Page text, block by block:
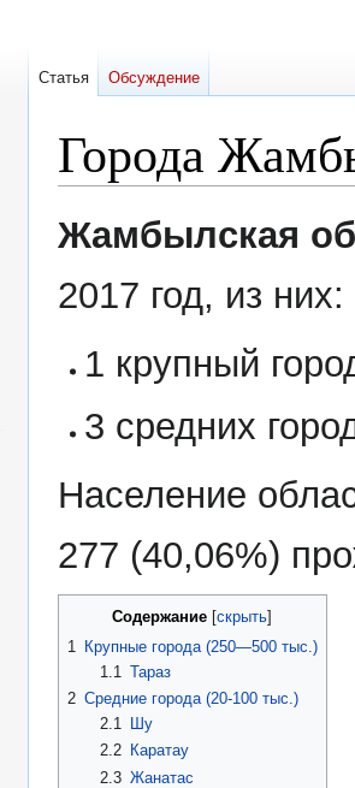
Города
Перейти
к
Перейти
к
Жамбылская
2017 год, из них:
1 крупный
3 средних
Население
277 (40,06%)
Содержание
1
Крупные города (250—500 тыс.)
1.1
Тараз
2 Средние города (20-100 тыс.)
2.1
Шу
2.2
Каратау
2.3 Жанатас
Статья Обсуждение